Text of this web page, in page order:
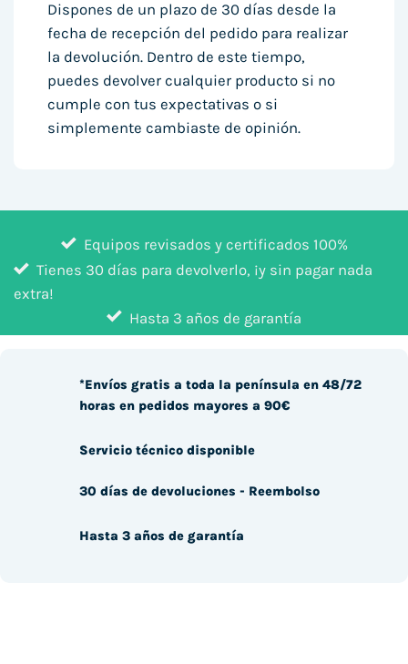
Dispones de un plazo de 30 días desde la
fecha de recepción del pedido para realizar
la devolución. Dentro de este tiempo,
puedes devolver cualquier producto si no
cumple con tus expectativas o si
simplemente cambiaste de opinión.
Equipos revisados y certificados 100%
Tienes 30 días para devolverlo, ¡y sin pagar nada
extra!
Hasta 3 años de garantía
*Envíos gratis a toda la península en 48/72
horas en pedidos mayores a 90€
Servicio técnico disponible
30 días de devoluciones - Reembolso
Hasta 3 años de garantía